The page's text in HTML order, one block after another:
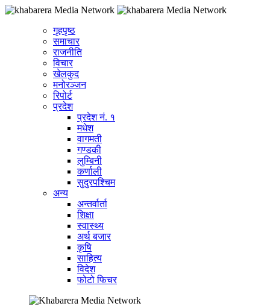
गृहपृष्ठ
समाचार
राजनीति
विचार
खेलकुद
मनोरञ्जन
रिपोर्ट
प्रदेश
प्रदेश नं. १
मधेश
वागमती
गण्डकी
लुम्बिनी
कर्णाली
सुदुरपश्चिम
अन्य
अन्तर्वार्ता
शिक्षा
स्वास्थ्य
अर्थ बजार
कृषि
साहित्य
विदेश
फोटो फिचर